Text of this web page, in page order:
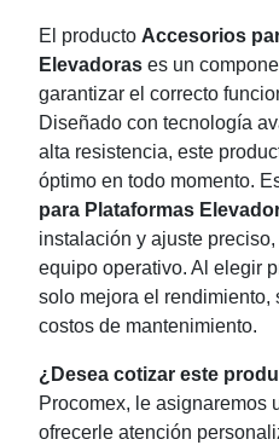
El producto Accesorios
Elevadoras es un
garantizar el correcto
Diseñado con tecnología
alta resistencia, este
óptimo en todo momento.
para Plataformas
instalación y ajuste
equipo operativo. Al elegir
solo mejora el rendimiento,
costos de mantenimiento.
¿Desea cotizar este
Procomex, le asignaremos
ofrecerle atención